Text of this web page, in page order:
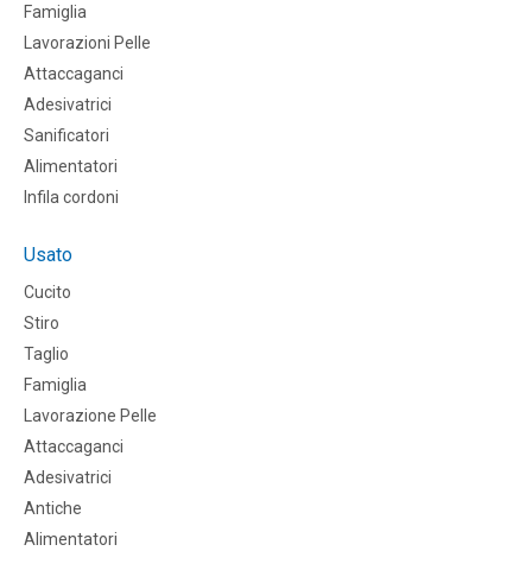
Famiglia
Lavorazioni Pelle
Attaccaganci
Adesivatrici
Sanificatori
Alimentatori
Infila cordoni
Usato
Cucito
Stiro
Taglio
Famiglia
Lavorazione Pelle
Attaccaganci
Adesivatrici
Antiche
Alimentatori